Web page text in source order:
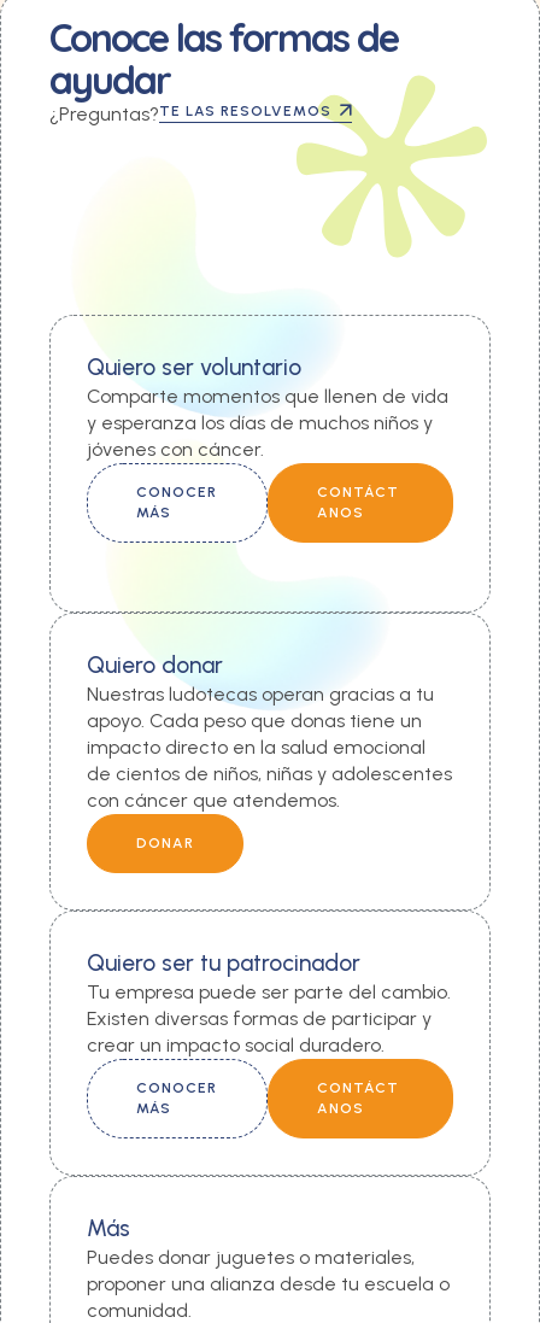
Conoce las formas de
ayudar
¿Preguntas?TE LAS RESOLVEMOS
Quiero ser voluntario
Comparte momentos que llenen de vida
y esperanza los días de muchos niños y
jóvenes con cáncer.
CONOCER
MÁS
CONTÁCT
ANOS
Quiero donar
Nuestras ludotecas operan gracias a tu
apoyo. Cada peso que donas tiene un
impacto directo en la salud emocional
de cientos de niños, niñas y adolescentes
con cáncer que atendemos.
DONAR
Quiero ser tu patrocinador
Tu empresa puede ser parte del cambio.
Existen diversas formas de participar y
crear un impacto social duradero.
CONOCER
MÁS
CONTÁCT
ANOS
Más
Puedes donar juguetes o materiales,
proponer una alianza desde tu escuela o
comunidad.